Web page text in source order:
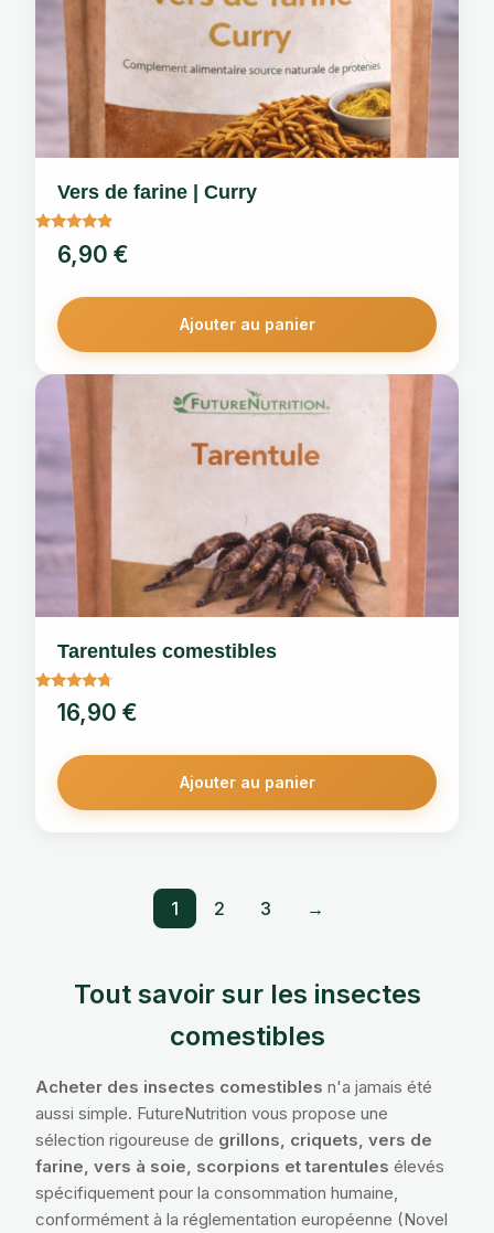
Vers de farine | Curry
Note
4.67
sur 5
6,90 €
Ajouter au panier
Tarentules comestibles
Note16,90 €
Ajouter au panier
1 2 3 →
Tout savoir sur les insectes
comestibles
Acheter des insectes comestibles n'a jamais été
aussi simple. FutureNutrition vous propose une
sélection rigoureuse de grillons, criquets, vers de
farine, vers à soie, scorpions et tarentules élevés
spécifiquement pour la consommation humaine,
conformément à la réglementation européenne (Novel